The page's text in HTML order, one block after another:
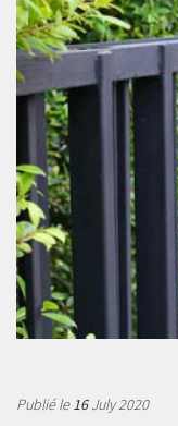
Publié le16July 2020